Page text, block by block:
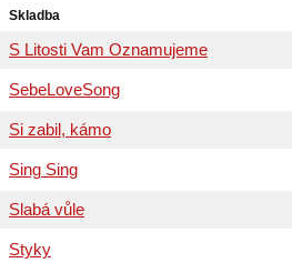
Skladba
S Litosti Vam Oznamujeme
SebeLoveSong
Si zabil, kámo
Sing Sing
Slabá vůle
Styky